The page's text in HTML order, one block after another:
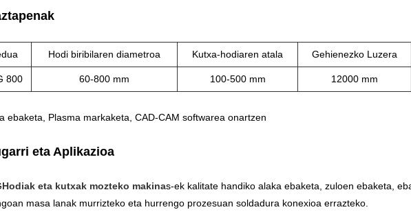
Hodi biribilaren diametroa Kutxa-hodiaren atala Gehienezko Luzera
800 60-800 mm 100-500 mm 12000 mm
ebaketa, Plasma markaketa, CAD-CAM softwarea onartzen
eta Aplikazioa
Hodiak eta kutxak mozteko makinas-ek kalitate handiko alaka ebaketa, zuloen ebaketa,
masa lanak murrizteko eta hurrengo prozesuan soldadura konexioa errazteko.